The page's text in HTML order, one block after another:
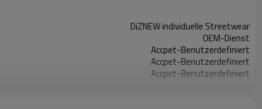
DiZNEW individuelle Streetwear
OEM-Dienst
Accpet-Benutzerdefiniert
Accpet-Benutzerdefiniert
Accpet-Benutzerdefiniert